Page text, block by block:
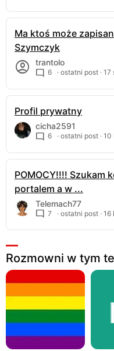
Ma ktoś może
Szymczyk
trantolo
6 · ostatni post · 17
Profil prywatny
cicha2591
6 · ostatni post · 10
POMOCY!!!! Szukam
portalem a w ...
Telemach77
7 · ostatni post · 16
Rozmowni w tym